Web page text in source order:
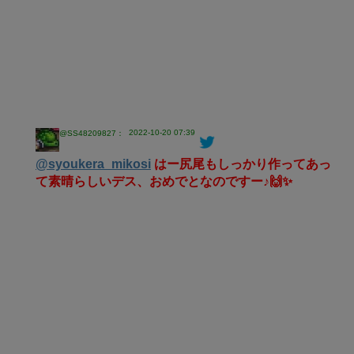
@SS48209827： 2022-10-20 07:39
@syoukera_mikosi はー尻尾もしっかり作ってあっ
て素晴らしいデス、おめでとなのですー♪🙌✨